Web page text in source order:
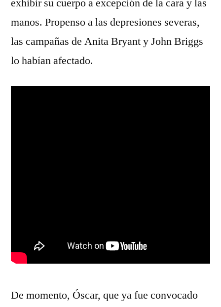
exhibir su cuerpo a excepción de la cara y las
manos. Propenso a las depresiones severas,
las campañas de Anita Bryant y John Briggs
lo habían afectado.
De momento, Óscar, que ya fue convocado